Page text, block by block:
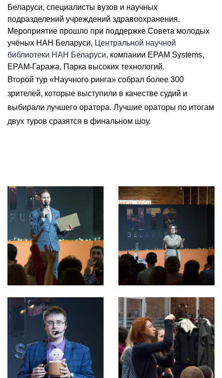
Беларуси, специалисты вузов и научных
подразделений учреждений здравоохранения.
Мероприятие прошло при поддержке Совета молодых
учёных НАН Беларуси, Центральной научной
библиотеки НАН Беларуси, компании EPAM Systems,
EPAM-Гаража, Парка высоких технологий.
Второй тур «Научного ринга» собрал более 300
зрителей, которые выступили в качестве судий и
выбирали лучшего оратора. Лучшие ораторы по итогам
двух туров сразятся в финальном шоу.